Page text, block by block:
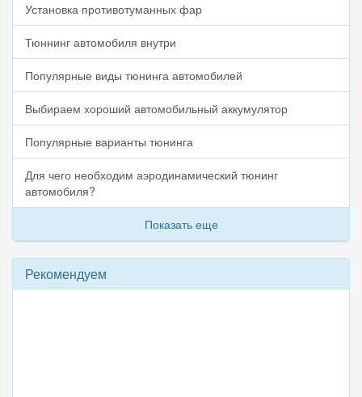
Установка противотуманных фар
Тюннинг автомобиля внутри
Популярные виды тюнинга автомобилей
Выбираем хороший автомобильный аккумулятор
Популярные варианты тюнинга
Для чего необходим аэродинамический тюнинг
автомобиля?
Показать еще
Рекомендуем